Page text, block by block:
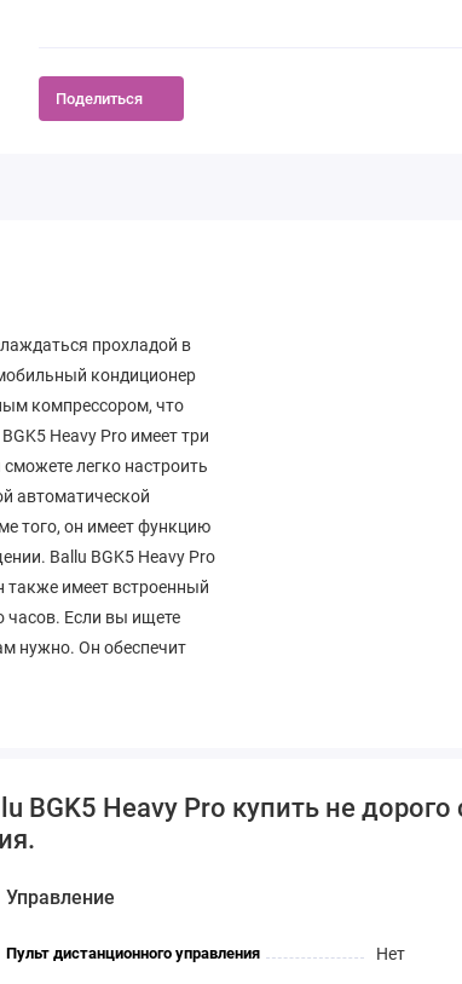
Поделиться
прохладой в
кондиционер
компрессором, что
Heavy Pro имеет три
легко настроить
автоматической
того, он имеет функцию
Ballu BGK5 Heavy Pro
также имеет встроенный
часов. Если вы ищете
нужно. Он обеспечит
Heavy Pro купить не дорого
Управление
Пульт дистанционного управления Нет